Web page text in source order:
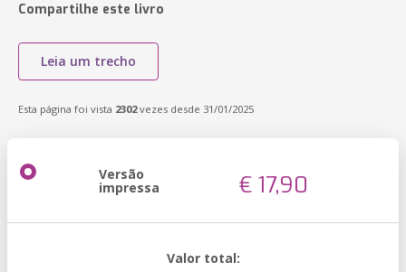
Compartilhe este livro
Leia um trecho
Esta página foi vista 2302vezes desde 31/01/2025
Versão
impressa € 17,90
Valor total: